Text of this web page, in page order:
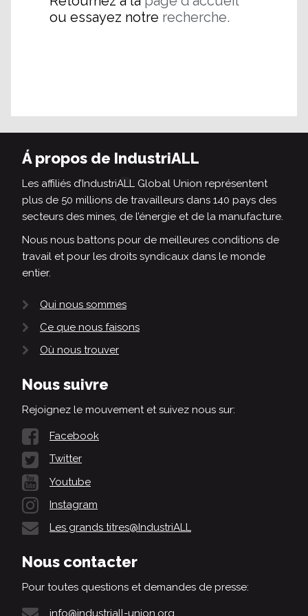
ou essayez notre recherche.
Á propos de IndustriALL
Les affiliés d’IndustriALL Global Union représentent
plus de 50 millions de travailleurs dans 140 pays des
secteurs des mines, de l’énergie et de la manufacture.
Nous nous battons pour de meilleures conditions de
travail et pour les droits syndicaux dans le monde
entier.
Qui nous sommes
Ce que nous faisons
Où nous trouver
Nous suivre
Rejoignez le mouvement et suivez nous sur:
Facebook
Twitter
Youtube
Instagram
Les grands titres@IndustriALL
Nous contacter
Pour toutes questions et demandes de presse:
info@industriall-union.org